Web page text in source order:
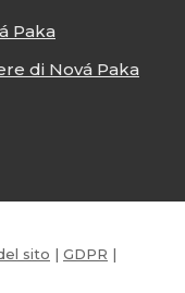
Paka
di Nová Paka
sito | GDPR |